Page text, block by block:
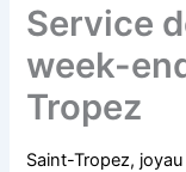
Service
week-
Tropez
Saint-Tropez,